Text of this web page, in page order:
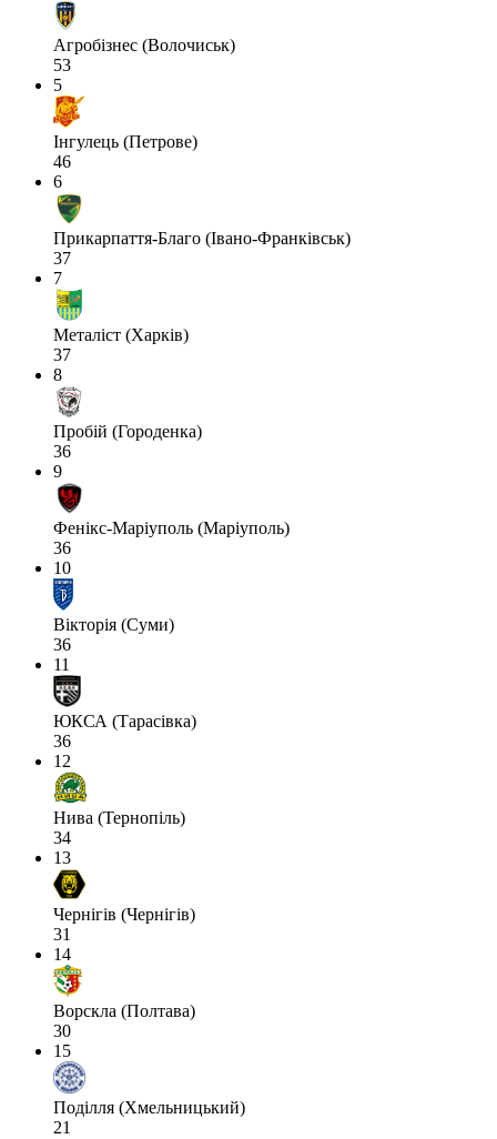
Агробізнес (Волочиськ)
53
5
Інгулець (Петрове)
46
6
Прикарпаття-Благо (Івано-Франківськ)
37
7
Металіст (Харків)
37
8
Пробій (Городенка)
36
9
Фенікс-Маріуполь (Маріуполь)
36
10
Вікторія (Суми)
36
11
ЮКСА (Тарасівка)
36
12
Нива (Тернопіль)
34
13
Чернігів (Чернігів)
31
14
Ворскла (Полтава)
30
15
Поділля (Хмельницький)
21